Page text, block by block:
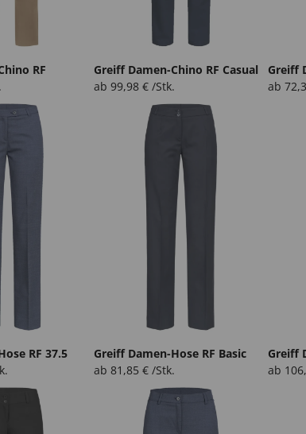
RF
Greiff Damen-Chino RF Casual
ab99,98€ /Stk.
Greiff
ab
RF 37.5
Greiff Damen-Hose RF Basic
ab81,85€ /Stk.
Greiff
ab